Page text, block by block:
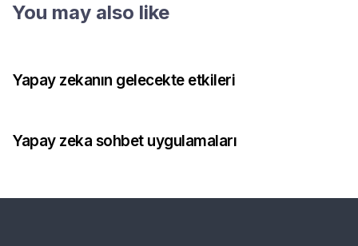
You may also like
Yapay zekanın gelecekte etkileri
Yapay zeka sohbet uygulamaları